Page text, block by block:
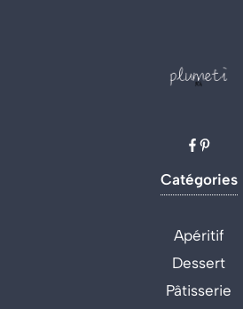
Catégories
Apéritif
Dessert
Pâtisserie